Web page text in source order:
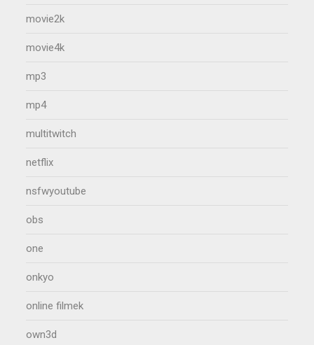
movie2k
movie4k
mp3
mp4
multitwitch
netflix
nsfwyoutube
obs
one
onkyo
online filmek
own3d